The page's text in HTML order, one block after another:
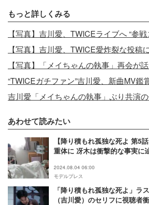
もっと詳しくみる
【写真】吉川愛、TWICEライブへ “参
【写真】吉川愛、TWICE愛炸裂な投稿
“TWICEガチファン”吉川愛、新曲MV鑑
あわせて読みたい
【降り積もれ孤独な死よ 第5
重体に 冴木は衝撃的な事実に
2024.08.04 06:00
モデルプレス
「降り積もれ孤独な死よ」ラ
（吉川愛）のセリフに視聴者